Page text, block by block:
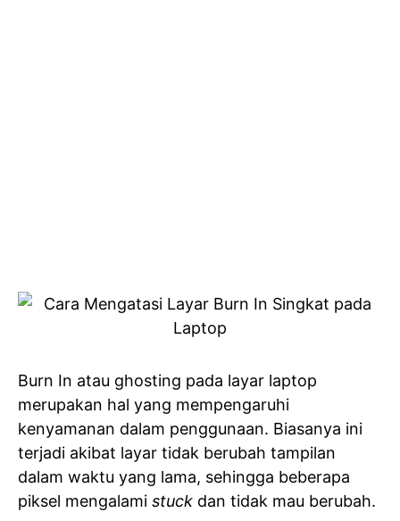
Burn In atau ghosting pada layar laptop
merupakan hal yang mempengaruhi
kenyamanan dalam penggunaan. Biasanya ini
terjadi akibat layar tidak berubah tampilan
dalam waktu yang lama, sehingga beberapa
piksel mengalami stuck dan tidak mau berubah.